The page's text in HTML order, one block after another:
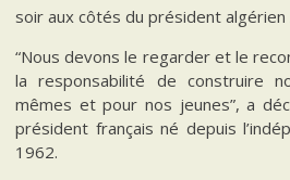
soir aux côtés du président
“Nous devons le regarder et le
la responsabilité de construire
mêmes et pour nos jeunes”, a
président français né depuis
1962.